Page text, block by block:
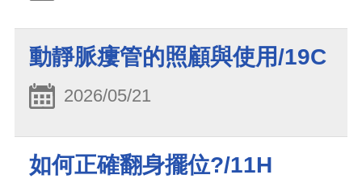
動靜脈瘻管的照顧與使用/19C
2026/05/21
如何正確翻身擺位?/11H